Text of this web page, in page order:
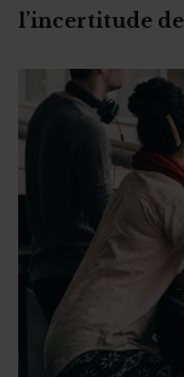
Le congé sans
Calendrier des
Les heures
Subsides et
Fin ou rupture du
Le recrutement
Stage ou travail
Stage et
Qu’est-ce qu’un
l’incertitude